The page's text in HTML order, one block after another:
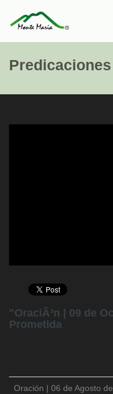
Predicaciones
"OraciÃ³n | 09 de
Prometida
Oración | 06 de Agosto